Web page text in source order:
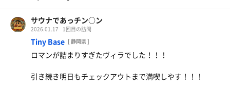
サウナであっチン○ン
2026.01.17 1回目の訪問
Tiny Base [ 静岡県 ]
ロマンが詰まりすぎたヴィラでした！！！
引き続き明日もチェックアウトまで満喫しやす！！！